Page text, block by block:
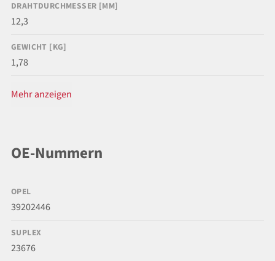
DRAHTDURCHMESSER [MM]
12,3
GEWICHT [KG]
1,78
Mehr anzeigen
OE-Nummern
OPEL
39202446
SUPLEX
23676